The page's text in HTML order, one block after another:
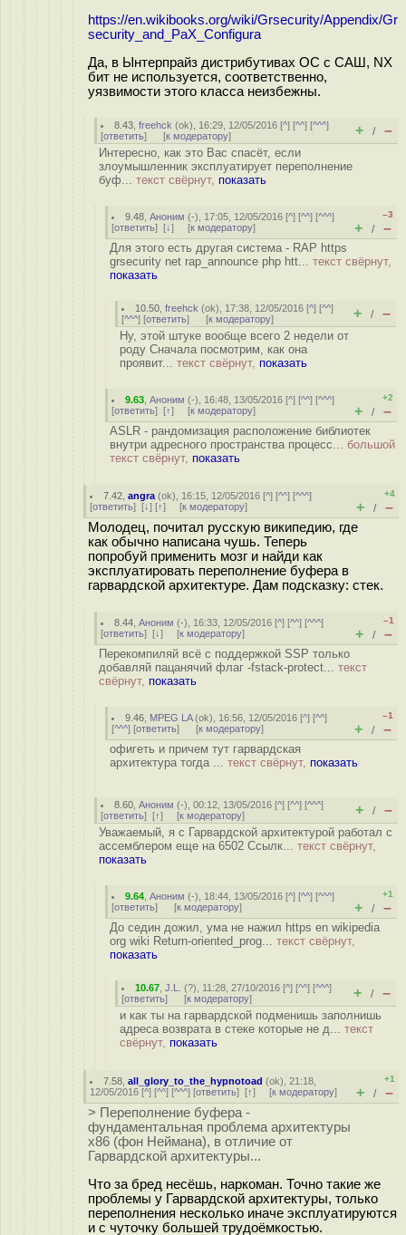
https://en.wikibooks.org/wiki/Grsecurity/Appendix/Gr
security_and_PaX_Configura
Да, в Ынтерпрайз дистрибутивах ОС с САШ, NX
бит не используется, соответственно,
уязвимости этого класса неизбежны.
8.43 ,freehck (ok), 16:29, 12/05/2016 [^] [^^] [^^^]
[ответить] [к модератору] + / –
Интересно, как это Вас спасёт, если
злоумышленник эксплуатирует переполнение
буф... текст свёрнут, показать
9.48 ,Аноним (-), 17:05, 12/05/2016 [^] [^^] [^^^]
[ответить] [↓] [к модератору]
–3
+ / –
Для этого есть другая система - RAP https
grsecurity net rap_announce php htt... текст свёрнут,
показать
10.50 ,freehck (ok), 17:38, 12/05/2016 [^] [^^]
[^^^] [ответить] [к модератору] + / –
Ну, этой штуке вообще всего 2 недели от
роду Сначала посмотрим, как она
проявит... текст свёрнут, показать
9.63 ,Аноним (-), 16:48, 13/05/2016 [^] [^^] [^^^]
[ответить] [↑] [к модератору]
+2
+ / –
ASLR - рандомизация расположение библиотек
внутри адресного пространства процесс... большой
текст свёрнут, показать
7.42 ,angra (ok), 16:15, 12/05/2016 [^] [^^] [^^^]
[ответить] [↓] [↑] [к модератору]
+4
+ / –
Молодец, почитал русскую википедию, где
как обычно написана чушь. Теперь
попробуй применить мозг и найди как
эксплуатировать переполнение буфера в
гарвардской архитектуре. Дам подсказку: стек.
8.44 ,Аноним (-), 16:33, 12/05/2016 [^] [^^] [^^^]
[ответить] [↓] [к модератору]
–1
+ / –
Перекомпиляй всё с поддержкой SSP только
добавляй пацанячий флаг -fstack-protect... текст
свёрнут, показать
9.46 MPEG LA(ok), 16:56, 12/05/2016 [^] [^^]
[^^^] [ответить] [к модератору]
–1
+ / –
офигеть и причем тут гарвардская
архитектура тогда ... текст свёрнут, показать
8.60 ,Аноним (-), 00:12, 13/05/2016 [^] [^^] [^^^]
[ответить] [↑] [к модератору] + / –
Уважаемый, я с Гарвардской архитектурой работал с
ассемблером еще на 6502 Ссылк... текст свёрнут,
показать
9.64 ,Аноним (-), 18:44, 13/05/2016 [^] [^^] [^^^]
[ответить] [к модератору]
+1
+ / –
До седин дожил, ума не нажил https en wikipedia
org wiki Return-oriented_prog... текст свёрнут,
показать
10.67 ,J.L. (?), 11:28, 27/10/2016 [^] [^^] [^^^]
[ответить] [к модератору] + / –
и как ты на гарвардской подменишь заполнишь
адреса возврата в стеке которые не д... текст
свёрнут, показать
7.58 ,all_glory_to_the_hypnotoad (ok), 21:18,
12/05/2016 [^] [^^] [^^^] [ответить] [↑] [к модератору]
+1
+ / –
> Переполнение буфера -
фундаментальная проблема архитектуры
х86 (фон Неймана), в отличие от
Гарвардской архитектуры...
Что за бред несёшь, наркоман. Точно такие же
проблемы у Гарвардской архитектуры, только
переполнения несколько иначе эксплуатируются
и с чуточку большей трудоёмкостью.